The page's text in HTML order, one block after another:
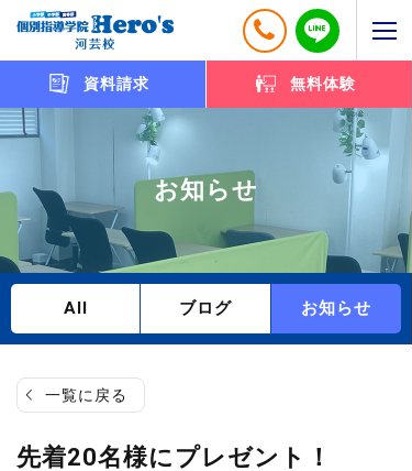
資料請求 無料体験
お知らせ
All ブログ お知らせ
一覧に戻る
先着20名様にプレゼント！